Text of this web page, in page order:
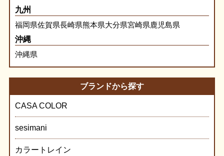
九州
福岡県佐賀県長崎県熊本県大分県宮崎県鹿児島県
沖縄
沖縄県
ブランドから探す
CASA COLOR
sesimani
カラートレイン